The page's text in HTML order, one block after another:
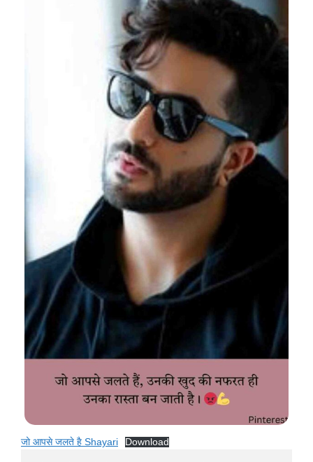
जो आपसे जलते है Shayari Download